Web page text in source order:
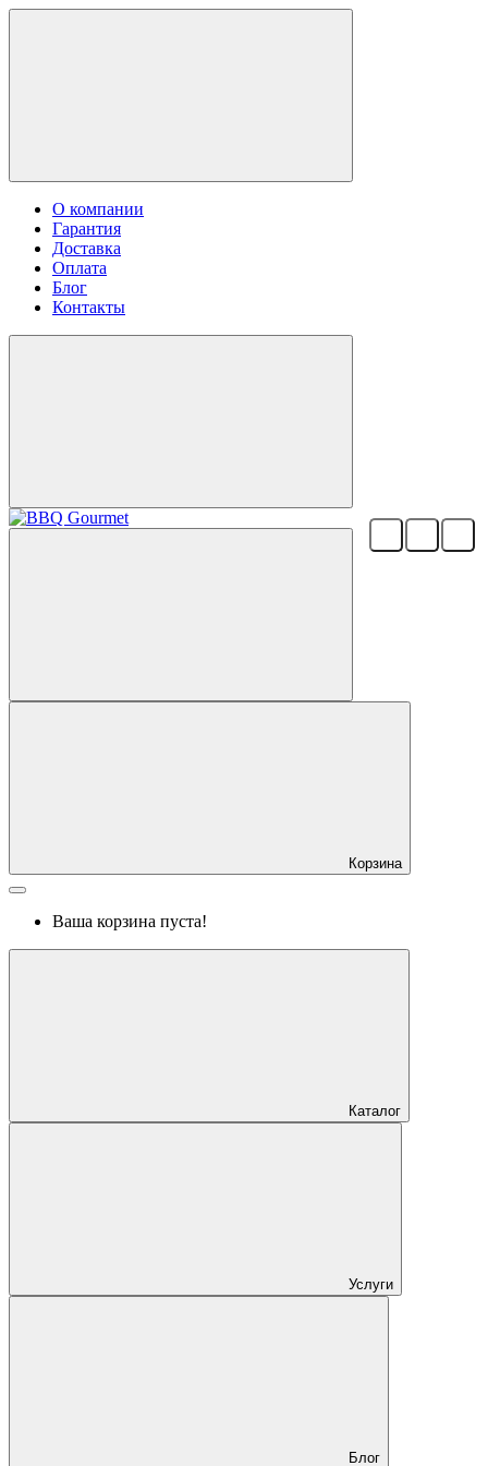
О компании
Гарантия
Доставка
Оплата
Блог
Контакты
Корзина
Ваша корзина пуста!
Каталог
Услуги
Блог